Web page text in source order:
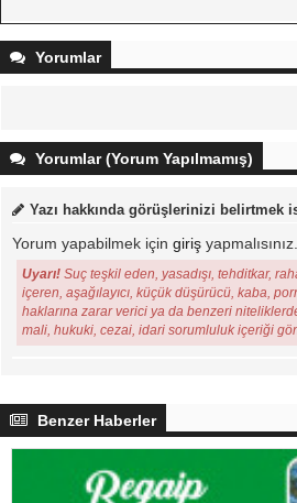
Yorumlar
Yorumlar (Yorum Yapılmamış)
Yazı hakkında görüşlerinizi belirtmek
Yorum yapabilmek için giriş yapmalısınız.
Uyarı! Suç teşkil eden, yasadışı, tehditkar,
içeren, aşağılayıcı, küçük düşürücü, kaba,
haklarına zarar verici ya da benzeri
mali, hukuki, cezai, idari sorumluluk içeriği
Benzer Haberler